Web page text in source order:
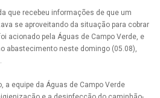
que recebeu informações de que um
se aproveitando da situação para cobrar
acionado pela Águas de Campo Verde, e
abastecimento neste domingo (05.08),
a equipe da Águas de Campo Verde